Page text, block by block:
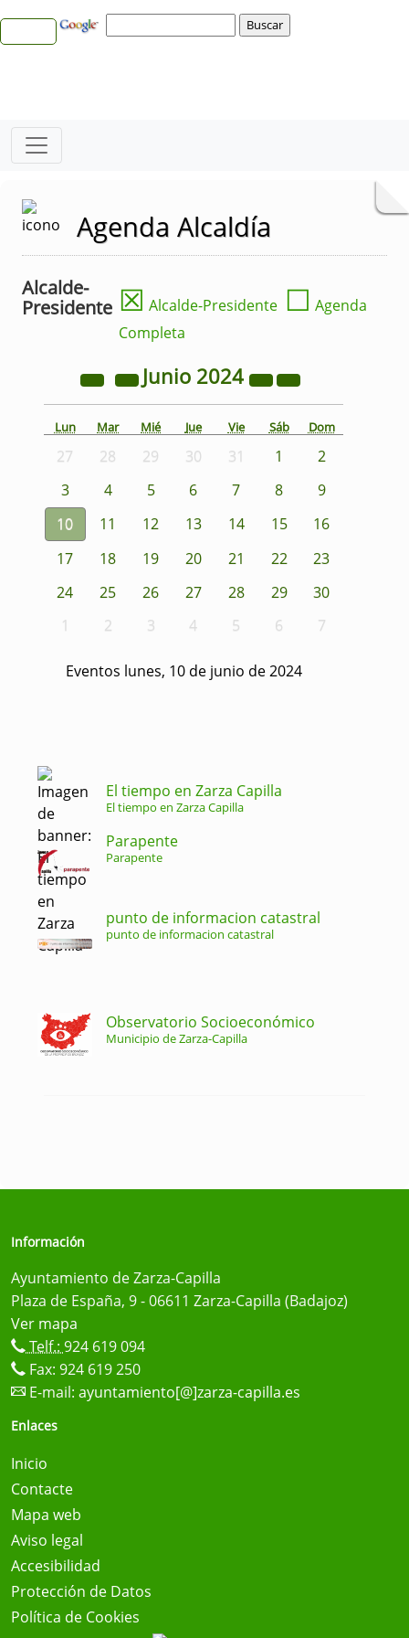
Agenda Alcaldía
Alcalde-
Presidente ☒ Alcalde-Presidente ☐ Agenda
Completa
Junio 2024
Lun Mar Mié Jue Vie Sáb Dom
27 28 29 30 31 1
2
3
4 5 6 7 8
9
10
11 12 13 14 15
16
17
18 19 20 21 22
23
24
25 26 27 28 29
30
1
2 3 4 5 6 7
Eventos lunes, 10 de junio de 2024
El tiempo en Zarza Capilla
El tiempo en Zarza Capilla
Parapente
Parapente
punto de informacion catastral
punto de informacion catastral
Observatorio Socioeconómico
Municipio de Zarza-Capilla
Información
Ayuntamiento de Zarza-Capilla
Plaza de España, 9 - 06611 Zarza-Capilla (Badajoz)
Ver mapa
Telf.: 924 619 094
Fax: 924 619 250
E-mail: ayuntamiento[@]zarza-capilla.es
Enlaces
Inicio
Contacte
Mapa web
Aviso legal
Accesibilidad
Protección de Datos
Política de Cookies